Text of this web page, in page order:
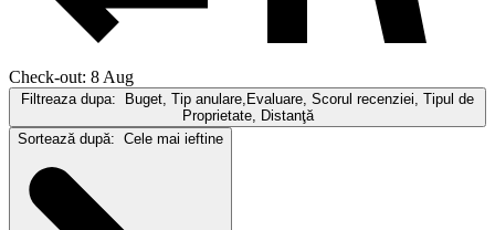
Check-out: 8 Aug
Filtreaza dupa:
Buget, Tip anulare,Evaluare, Scorul recenziei, Tipul de
Proprietate, Distanţă
Sortează după: Cele mai ieftine